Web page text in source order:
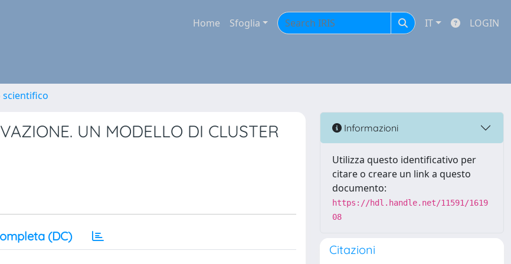
Home Sfoglia IT LOGIN
UN MODELLO DI CLUSTER
(DC)
Informazioni
Utilizza questo identificativo per
citare o creare un link a questo
documento:
https://hdl.handle.net/11591/1619
08
Citazioni